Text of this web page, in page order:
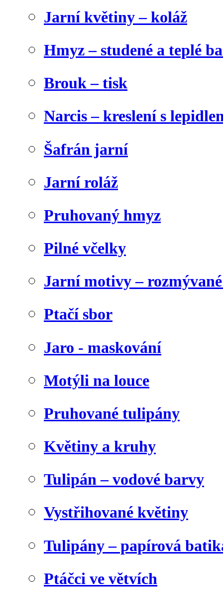
Jarní květiny – koláž
Hmyz – studené a teplé
Brouk – tisk
Narcis – kreslení s
Šafrán jarní
Jarní roláž
Pruhovaný hmyz
Pilné včelky
Jarní motivy –
Ptačí sbor
Jaro - maskování
Motýli na louce
Pruhované tulipány
Květiny a kruhy
Tulipán – vodové barvy
Vystřihované květiny
Tulipány – papírová
Ptáčci ve větvích